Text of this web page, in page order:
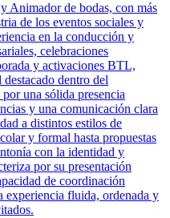
Animador de bodas, con más
de los eventos sociales y
en la conducción y
celebraciones
y activaciones BTL,
dentro del
una sólida presencia
y una comunicación clara
a distintos estilos de
y formal hasta propuestas
con la identidad y
por su presentación
de coordinación
experiencia fluida, ordenada y